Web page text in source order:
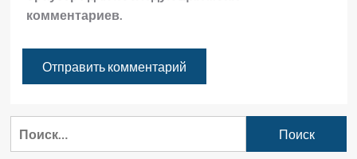
комментариев.